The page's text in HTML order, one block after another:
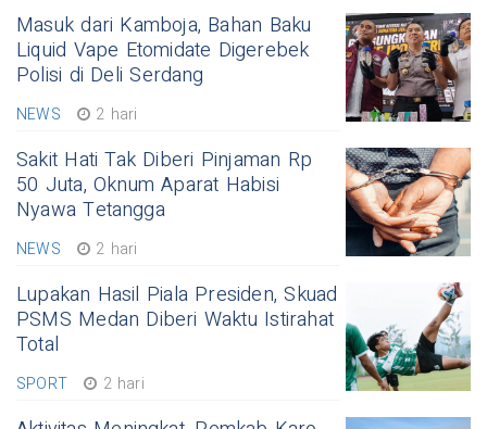
Masuk dari Kamboja, Bahan Baku
Liquid Vape Etomidate Digerebek
Polisi di Deli Serdang
NEWS 2 hari
Sakit Hati Tak Diberi Pinjaman Rp
50 Juta, Oknum Aparat Habisi
Nyawa Tetangga
NEWS 2 hari
Lupakan Hasil Piala Presiden, Skuad
PSMS Medan Diberi Waktu Istirahat
Total
SPORT 2 hari